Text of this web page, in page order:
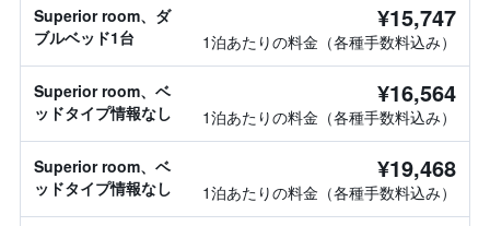
Superior room、ダ
ブルベッド1台
¥15,747
1泊あたりの料金（各種手数料込み）
Superior room、ベ
ッドタイプ情報なし
¥16,564
1泊あたりの料金（各種手数料込み）
Superior room、ベ
ッドタイプ情報なし
¥19,468
1泊あたりの料金（各種手数料込み）